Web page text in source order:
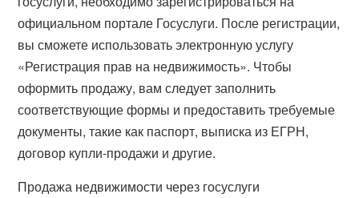
официальном портале Госуслуги. После регистрации,
вы сможете использовать электронную услугу
«Регистрация прав на недвижимость». Чтобы
оформить продажу, вам следует заполнить
соответствующие формы и предоставить требуемые
документы, такие как паспорт, выписка из ЕГРН,
договор купли-продажи и другие.
Продажа недвижимости через госуслуги